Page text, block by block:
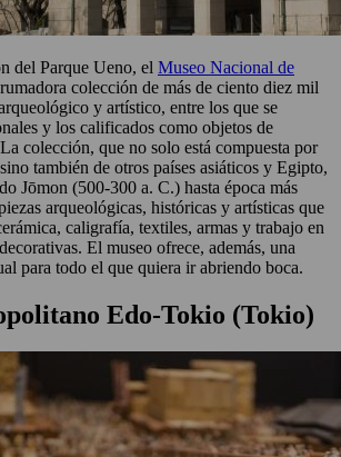
del Parque Ueno, el Museo Nacional de
colección de más de ciento diez mil
y artístico, entre los que se
y los calificados como objetos de
colección, que no solo está compuesta por
también de otros países asiáticos y Egipto,
Jōmon (500-300 a. C.) hasta época más
arqueológicas, históricas y artísticas que
caligrafía, textiles, armas y trabajo en
El museo ofrece, además, una
para todo el que quiera ir abriendo boca.
Edo-Tokio (Tokio)